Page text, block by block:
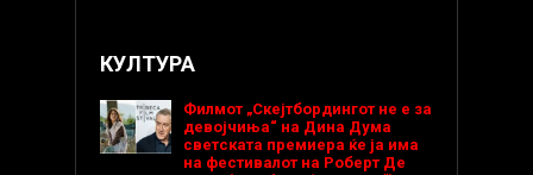
КУЛТУРА
Филмот „Скејтбордингот не е за
девојчиња“ на Дина Дума
светската премиера ќе ја има
на фестивалот на Роберт Де